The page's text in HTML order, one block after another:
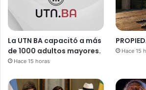
La UTN BA capacitó a más
de 1000 adultos mayores.
Hace 15 horas
Hace 15